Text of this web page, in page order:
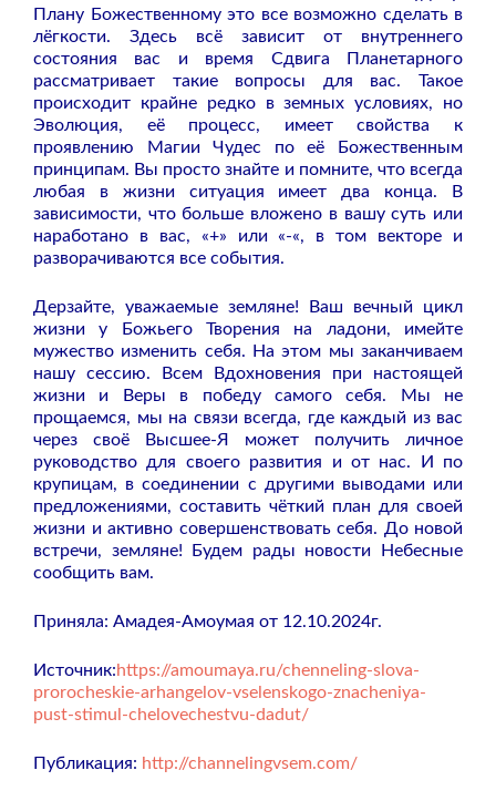
Плану Божественному это все возможно сделать в
лёгкости. Здесь всё зависит от внутреннего
состояния вас и время Сдвига Планетарного
рассматривает такие вопросы для вас. Такое
происходит крайне редко в земных условиях, но
Эволюция, её процесс, имеет свойства к
проявлению Магии Чудес по её Божественным
принципам. Вы просто знайте и помните, что всегда
любая в жизни ситуация имеет два конца. В
зависимости, что больше вложено в вашу суть или
наработано в вас, «+» или «-«, в том векторе и
разворачиваются все события.
Дерзайте, уважаемые земляне! Ваш вечный цикл
жизни у Божьего Творения на ладони, имейте
мужество изменить себя. На этом мы заканчиваем
нашу сессию. Всем Вдохновения при настоящей
жизни и Веры в победу самого себя. Мы не
прощаемся, мы на связи всегда, где каждый из вас
через своё Высшее-Я может получить личное
руководство для своего развития и от нас. И по
крупицам, в соединении с другими выводами или
предложениями, составить чёткий план для своей
жизни и активно совершенствовать себя. До новой
встречи, земляне! Будем рады новости Небесные
сообщить вам.
Приняла: Амадея-Амоумая от 12.10.2024г.
Источник:https://amoumaya.ru/chenneling-slova-
prorocheskie-arhangelov-vselenskogo-znacheniya-
pust-stimul-chelovechestvu-dadut/
Публикация: http://channelingvsem.com/